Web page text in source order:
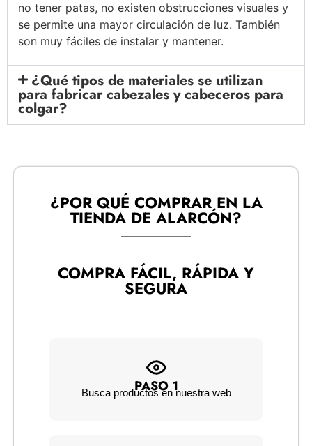
no tener patas, no existen obstrucciones visuales y
se permite una mayor circulación de luz. También
son muy fáciles de instalar y mantener.
¿Qué tipos de materiales se utilizan
para fabricar cabezales y cabeceros para
colgar?
¿POR QUÉ COMPRAR EN LA
TIENDA DE ALARCÓN?​
COMPRA FÁCIL, RÁPIDA Y
SEGURA
PASO 1
Busca productos en nuestra web